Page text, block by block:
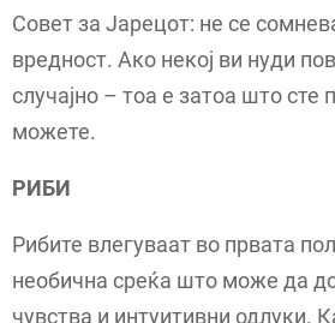
Совет за Јарецот: не се
вредност. Ако некој ви нуди
случајно – тоа е затоа што сте
можете.
РИБИ
Рибите влегуваат во првата
необична среќа што може да
чувства и интуитивни одлуки.